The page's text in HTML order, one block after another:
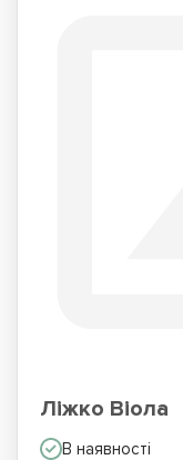
Ліжко Віола
В наявності